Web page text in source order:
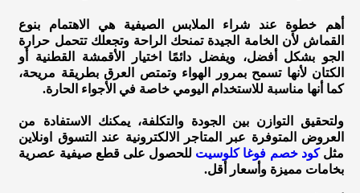
أهم خطوة عند شراء الملابس الصيفية هي الاهتمام بنوع
القماش لأن الخامة الجيدة تمنحك الراحة وتجعلك تتحمل حرارة
الجو بشكل أفضل، ويفضل دائمًا اختيار الأقمشة القطنية أو
الكتان لأنها تسمح بمرور الهواء وتمتص العرق بطريقة مريحة،
كما أنها مناسبة للاستخدام اليومي خاصة في الأجواء الحارة.
ولتحقيق التوازن بين الجودة والتكلفة، يمكنك الاستفادة من
العروض المتوفرة عبر المتاجر الالكترونية عند التسوق اونلاين
مثلكود خصم فوغا كلوسيت للحصول على قطع صيفية عصرية
بخامات مميزة وأسعار أقل.